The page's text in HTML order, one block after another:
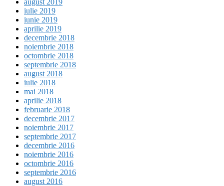
iulie 2019
iunie 2019
aprilie 2019
decembrie 2018
noiembrie 2018
octombrie 2018
septembrie 2018
august 2018
iulie 2018
mai 2018
aprilie 2018
februarie 2018
decembrie 2017
noiembrie 2017
septembrie 2017
decembrie 2016
noiembrie 2016
octombrie 2016
septembrie 2016
august 2016